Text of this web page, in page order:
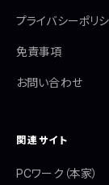
プライバシーポリ
免責事項
お問い合わせ
関連サイト
PCワーク（本家）